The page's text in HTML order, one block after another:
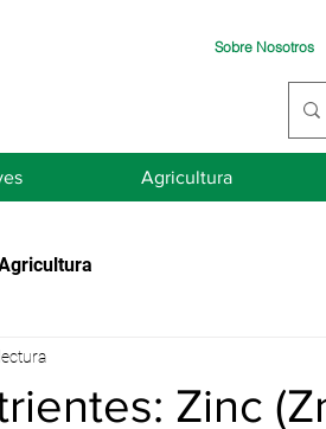
Sobre Nosotros
Agricultura
Zinc